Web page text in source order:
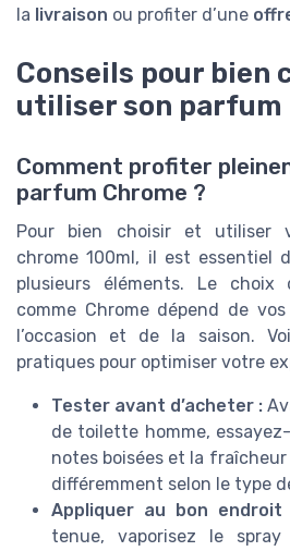
la livraison ou profiter d’une
Conseils pour bien
utiliser son parfum
Comment profiter
parfum Chrome ?
Pour bien choisir et utiliser
chrome 100ml, il est essentiel
plusieurs éléments. Le choix
comme Chrome dépend de
l’occasion et de la saison.
pratiques pour optimiser votre
Tester avant d’acheter :
de toilette homme,
notes boisées et la
différemment selon le type
Appliquer au bon endroit
tenue, vaporisez le